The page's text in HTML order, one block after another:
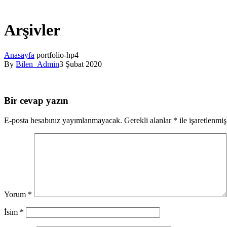
Arşivler
Anasayfa portfolio-hp4
By Bilen_Admin3 Şubat 2020
Bir cevap yazın
E-posta hesabınız yayımlanmayacak. Gerekli alanlar * ile
Yorum *
İsim *